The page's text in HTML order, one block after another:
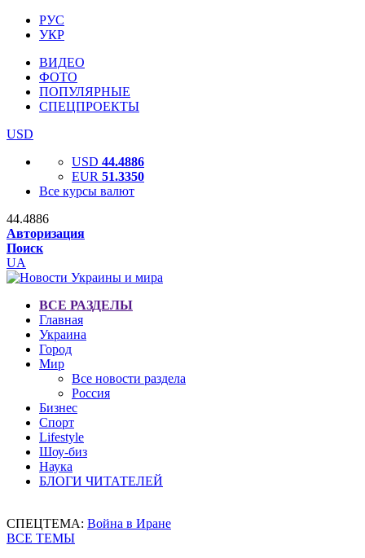
РУС
УКР
ВИДЕО
ФОТО
ПОПУЛЯРНЫЕ
СПЕЦПРОЕКТЫ
USD
USD 44.4886
EUR 51.3350
Все курсы валют
44.4886
Авторизация
Поиск
UA
ВСЕ РАЗДЕЛЫ
Главная
Украина
Город
Мир
Все новости раздела
Россия
Бизнес
Спорт
Lifestyle
Шоу-биз
Наука
БЛОГИ ЧИТАТЕЛЕЙ
СПЕЦТЕМА: Война в Иране
ВСЕ ТЕМЫ